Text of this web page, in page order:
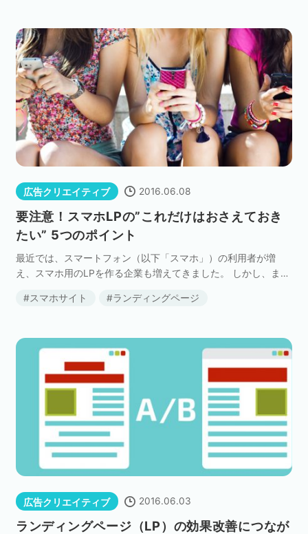
広告クリエイティブ 2016.06.08
要注意！スマホLPの”これだけはおさえておき
たい” 5つのポイント
最近では、スマートフォン（以下「スマホ」）の利用者が増
え、スマホ用のLPを作る企業も増えてきました。 しかし、まだ
マホサイズにしているだけ”という企業も多いので […]
スマホサイト ランディングページ
広告クリエイティブ 2016.06.03
ランディングページ（LP）の効果改善につなが